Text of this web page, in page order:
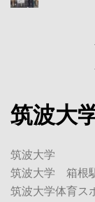
筑波大
筑波大学
筑波大学 箱根
筑波大学体育ス